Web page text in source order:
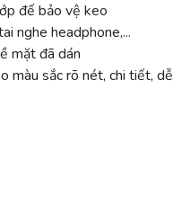
đế bảo vệ keo
nghe headphone,...
mặt đã dán
màu sắc rõ nét, chi tiết, dễ